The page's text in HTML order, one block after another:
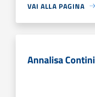
VAI ALLA PAGINA
Annalisa Contini